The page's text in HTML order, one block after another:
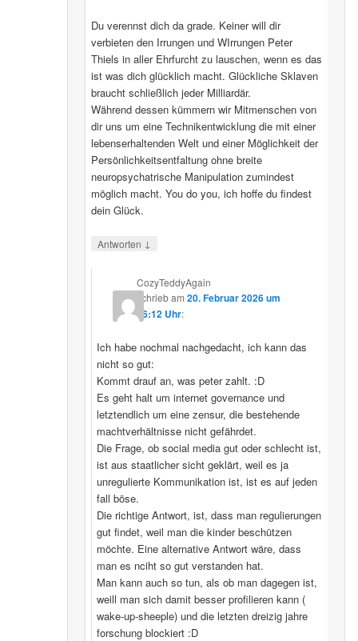
Du verennst dich da grade. Keiner will dir
verbieten den Irrungen und WIrrungen Peter
Thiels in aller Ehrfurcht zu lauschen, wenn es das
ist was dich glücklich macht. Glückliche Sklaven
braucht schließlich jeder Milliardär.
Während dessen kümmern wir Mitmenschen von
dir uns um eine Technikentwicklung die mit einer
lebenserhaltenden Welt und einer Möglichkeit der
Persönlichkeitsentfaltung ohne breite
neuropsychatrische Manipulation zumindest
möglich macht. You do you, ich hoffe du findest
dein Glück.
Antworten ↓
CozyTeddyAgain
schriebam20. Februar 2026 um
16:12 Uhr:
Ich habe nochmal nachgedacht, ich kann das
nicht so gut:
Kommt drauf an, was peter zahlt. :D
Es geht halt um internet governance und
letztendlich um eine zensur, die bestehende
machtverhältnisse nicht gefährdet.
Die Frage, ob social media gut oder schlecht ist,
ist aus staatlicher sicht geklärt, weil es ja
unregulierte Kommunikation ist, ist es auf jeden
fall böse.
Die richtige Antwort, ist, dass man regulierungen
gut findet, weil man die kinder beschützen
möchte. Eine alternative Antwort wäre, dass
man es nciht so gut verstanden hat.
Man kann auch so tun, als ob man dagegen ist,
weill man sich damit besser profilieren kann (
wake-up-sheeple) und die letzten dreizig jahre
forschung blockiert :D